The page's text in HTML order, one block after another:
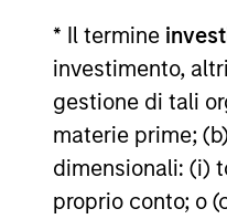
* Il termine
investimento,
gestione di tali
materie prime;
dimensionali: (i)
proprio conto; o
Alcuni documenti
in tutte le giurisdizioni
Più alta è la categoria
rimanda al Documento
Il Morningstar Rating™,